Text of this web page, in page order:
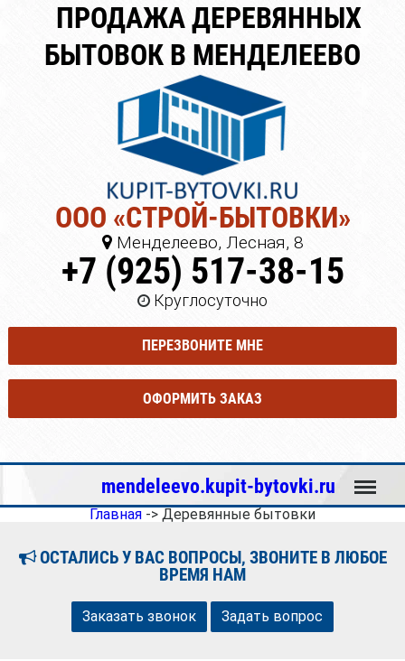
ПРОДАЖА ДЕРЕВЯННЫХ
БЫТОВОК В МЕНДЕЛЕЕВО
ООО «СТРОЙ-БЫТОВКИ»
Менделеево, Лесная, 8
+7 (925) 517-38-15
Круглосуточно
ПЕРЕЗВОНИТЕ МНЕ
ОФОРМИТЬ ЗАКАЗ
mendeleevo.kupit-bytovki.ru Меню
Главная -> Деревянные бытовки
ОСТАЛИСЬ У ВАС ВОПРОСЫ, ЗВОНИТЕ В ЛЮБОЕ
ВРЕМЯ НАМ
Заказать звонок Задать вопрос